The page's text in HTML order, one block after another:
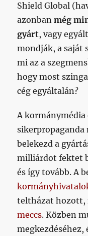
Shield Global
azonbanmég
gyárt, vagy
mondják, a saját
mi az a
hogy most
cég egyáltalán?
A
sikerpropaganda
belekezd a
milliárdot fektet
és így tovább. A
teltházat hozott,
meccs. Közben
megkezdéséhez,